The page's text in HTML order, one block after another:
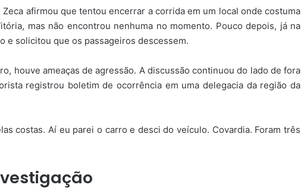
afirmou que tentou encerrar a corrida em um local onde costuma
mas não encontrou nenhuma no momento. Pouco depois, já na
e solicitou que os passageiros descessem.
houve ameaças de agressão. A discussão continuou do lado de fora
registrou boletim de ocorrência em uma delegacia da região da
costas. Aí eu parei o carro e desci do veículo. Covardia. Foram três